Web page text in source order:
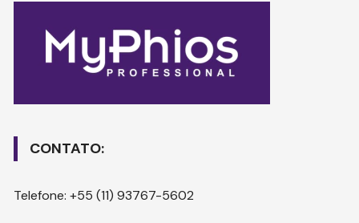
CONTATO:
Telefone: +55 (11) 93767-5602